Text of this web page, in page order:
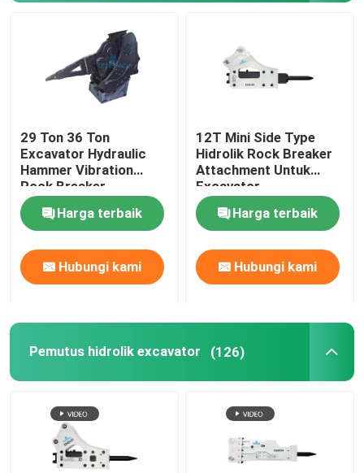
Semak Hidrolik
Bagian Pemutus Hidrolik
Bucket Penghancur Excavator
penghancur beton
Pulverizer Hidrolik
Grapple Excavator
Mesin Ekskavator Bekas
29 Ton 36 Ton
Excavator Hydraulic
Hammer Vibration
Rock Breaker
Attachment
Harga terbaik
Hubungi kami
12T Mini Side Type
Hidrolik Rock Breaker
Attachment Untuk
Excavator
Harga terbaik
Hubungi kami
Pemutus hidrolik excavator (126)